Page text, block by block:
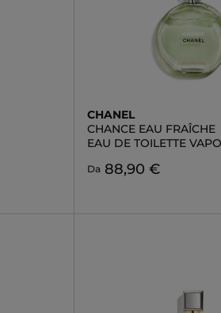
CHANEL
CHANCE EAU FRAÎCHE
EAU DE TOILETTE
Da 88,90 €